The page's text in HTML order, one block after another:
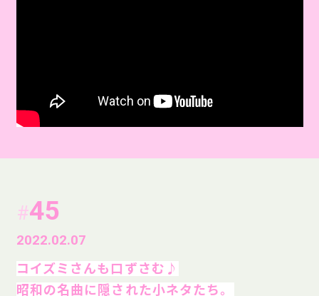
#45
2022.02.07
コイズミさんも口ずさむ♪
昭和の名曲に隠された小ネタたち。